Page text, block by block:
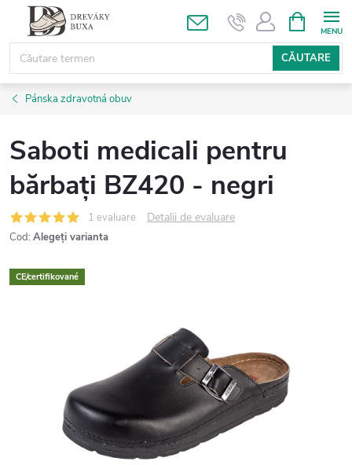
conținut
CĂUTARE
COŞ
DE
Pánska zdravotná obuv
Saboti medicali pentru
bărbați BZ420 - negri
1 evaluare Detalii de evaluare
Cod: Alegeţi varianta
CE/certifikované